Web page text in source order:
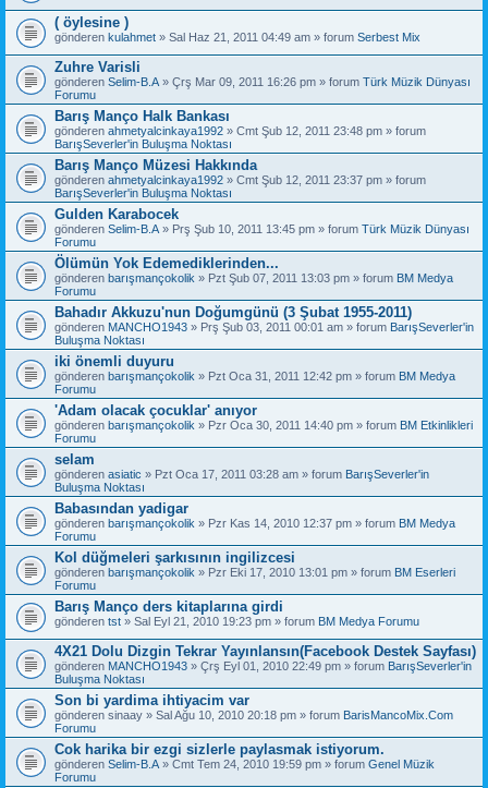
( öylesine )
gönderen kulahmet » Sal Haz 21, 2011 04:49 am » forum Serbest Mix
Zuhre Varisli
gönderen Selim-B.A » Çrş Mar 09, 2011 16:26 pm » forum Türk Müzik Dünyası
Forumu
Barış Manço Halk Bankası
gönderen ahmetyalcinkaya1992 » Cmt Şub 12, 2011 23:48 pm » forum
BarışSeverler'in Buluşma Noktası
Barış Manço Müzesi Hakkında
gönderen ahmetyalcinkaya1992 » Cmt Şub 12, 2011 23:37 pm » forum
BarışSeverler'in Buluşma Noktası
Gulden Karabocek
gönderen Selim-B.A » Prş Şub 10, 2011 13:45 pm » forum Türk Müzik Dünyası
Forumu
Ölümün Yok Edemediklerinden...
gönderen barışmançokolik » Pzt Şub 07, 2011 13:03 pm » forum BM Medya
Forumu
Bahadır Akkuzu'nun Doğumgünü (3 Şubat 1955-2011)
gönderen MANCHO1943 » Prş Şub 03, 2011 00:01 am » forum BarışSeverler'in
Buluşma Noktası
iki önemli duyuru
gönderen barışmançokolik » Pzt Oca 31, 2011 12:42 pm » forum BM Medya
Forumu
'Adam olacak çocuklar' anıyor
gönderen barışmançokolik » Pzr Oca 30, 2011 14:40 pm » forum BM Etkinlikleri
Forumu
selam
gönderen asiatic » Pzt Oca 17, 2011 03:28 am » forum BarışSeverler'in
Buluşma Noktası
Babasından yadigar
gönderen barışmançokolik » Pzr Kas 14, 2010 12:37 pm » forum BM Medya
Forumu
Kol düğmeleri şarkısının ingilizcesi
gönderen barışmançokolik » Pzr Eki 17, 2010 13:01 pm » forum BM Eserleri
Forumu
Barış Manço ders kitaplarına girdi
gönderen tst » Sal Eyl 21, 2010 19:23 pm » forum BM Medya Forumu
4X21 Dolu Dizgin Tekrar Yayınlansın(Facebook Destek Sayfası)
gönderen MANCHO1943 » Çrş Eyl 01, 2010 22:49 pm » forum BarışSeverler'in
Buluşma Noktası
Son bi yardima ihtiyacim var
gönderen sinaay » Sal Ağu 10, 2010 20:18 pm » forum BarisMancoMix.Com
Forumu
Cok harika bir ezgi sizlerle paylasmak istiyorum.
gönderen Selim-B.A » Cmt Tem 24, 2010 19:59 pm » forum Genel Müzik
Forumu